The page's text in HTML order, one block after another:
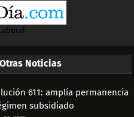
Otras Noticias
611: amplía permanencia
subsidiado